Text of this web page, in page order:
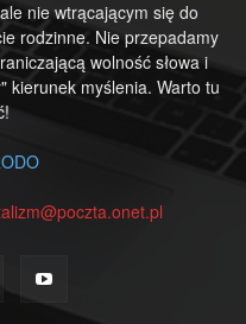
nie wtrącającym się do
rodzinne. Nie przepadamy
wolność słowa i
kierunek myślenia. Warto tu